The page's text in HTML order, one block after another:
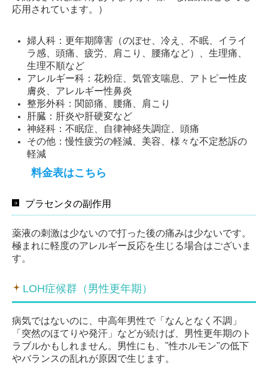
応用されています。）
婦人科：更年期障害（のぼせ、冷え、不眠、イライ
ラ感、頭痛、疲労、肩こり、腰痛など）、生理痛、
生理不順など
アレルギー科：花粉症、気管支喘息、アトピー性皮
膚炎、アレルギー性鼻炎
整形外科：関節痛、腰痛、肩こり
肝臓：肝炎や肝硬変など
神経科：不眠症、自律神経失調症、頭痛
その他：慢性疲労の軽減、美容、様々な不定愁訴の
軽減
料金表はこちら
プラセンタの副作用
薬液の刺激は少ないので打った後の痛みは少ないです。
極まれに軽度のアレルギー反応を生じる場合はございま
す。
LOH症候群（男性更年期）
病気ではないのに、中高年男性で「なんとなく不調」
「突然のほてりや発汗」などが続けば、男性更年期のト
ラブルかもしれません。男性にも、"性ホルモン"の低下
やバランスの乱れが原因で生じます。